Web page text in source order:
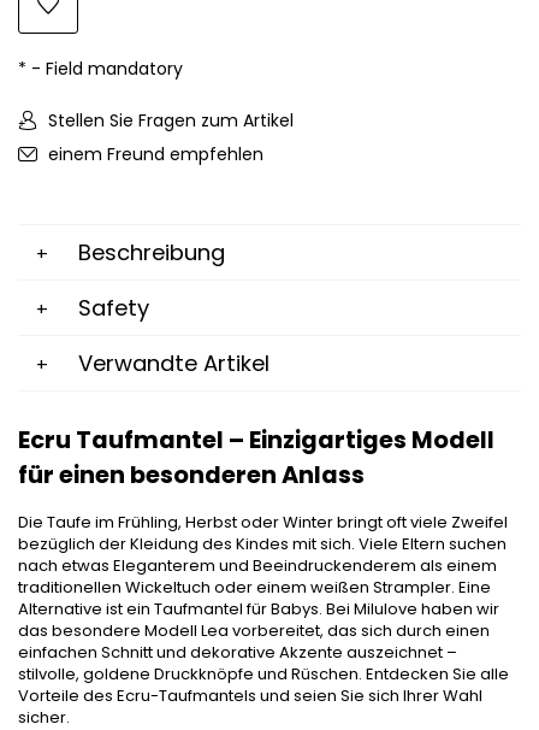
* - Field mandatory
Stellen Sie Fragen zum Artikel
einem Freund empfehlen
Beschreibung
Safety
Verwandte Artikel
Ecru Taufmantel – Einzigartiges Modell
für einen besonderen Anlass
Die Taufe im Frühling, Herbst oder Winter bringt oft viele Zweifel
bezüglich der Kleidung des Kindes mit sich. Viele Eltern suchen
nach etwas Eleganterem und Beeindruckenderem als einem
traditionellen Wickeltuch oder einem weißen Strampler. Eine
Alternative ist ein Taufmantel für Babys. Bei Milulove haben wir
das besondere Modell Lea vorbereitet, das sich durch einen
einfachen Schnitt und dekorative Akzente auszeichnet –
stilvolle, goldene Druckknöpfe und Rüschen. Entdecken Sie alle
Vorteile des Ecru-Taufmantels und seien Sie sich Ihrer Wahl
sicher.